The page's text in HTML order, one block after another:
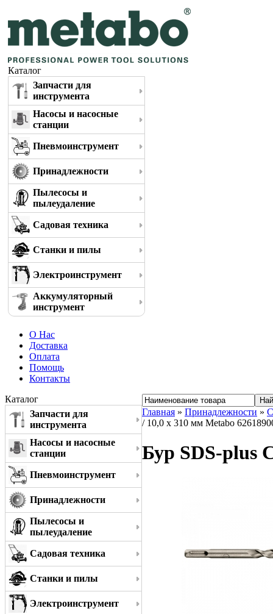
Каталог
Запчасти для
инструмента
Насосы и насосные
станции
Пневмоинструмент
Принадлежности
Пылесосы и
пылеудаление
Садовая техника
Станки и пилы
Электроинструмент
Аккумуляторный
инструмент
О Нас
Доставка
Оплата
Помощь
Контакты
Каталог
Запчасти для
инструмента
Насосы и насосные
станции
Пневмоинструмент
Принадлежности
Пылесосы и
пылеудаление
Садовая техника
Станки и пилы
Электроинструмент
Главная » Принадлежности »
/ 10,0 x 310 мм Metabo
Бур SDS-plus